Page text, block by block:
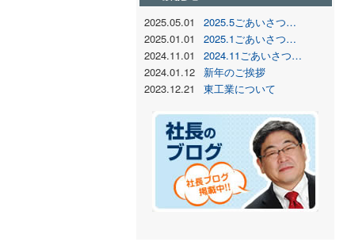
2025.05.01
2025.5ごあいさつ…
2025.01.01
2025.1ごあいさつ…
2024.11.01
2024.11ごあいさつ…
2024.01.12
新年のご挨拶
2023.12.21
東工業について